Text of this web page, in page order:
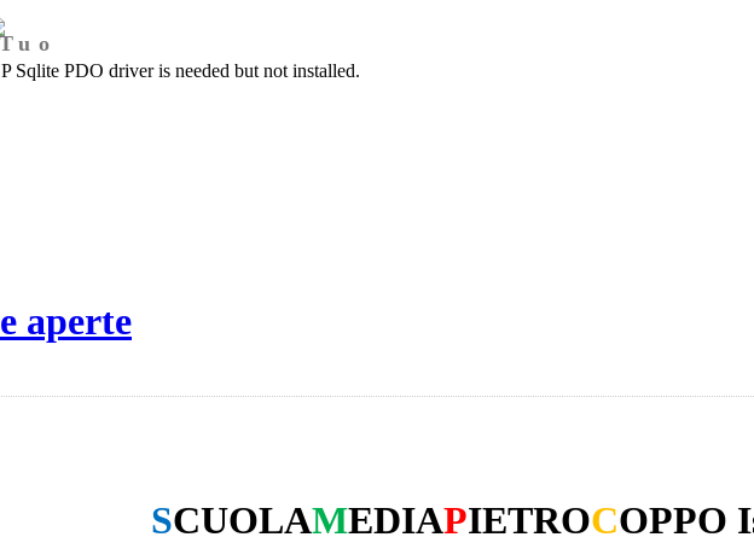
Sqlite PDO driver is needed but not installed.
Tuo
aperte
SCUOLAMEDIAPIETROCOPPO